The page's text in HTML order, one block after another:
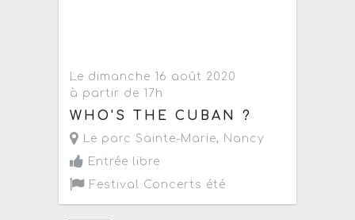
Le dimanche 16 août 2020
à partir de 17h
WHO'S THE CUBAN ?
Le parc Sainte-Marie, Nancy
Entrée libre
Festival Concerts été